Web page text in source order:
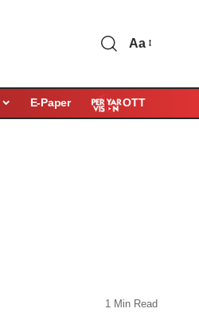
Aa
E-Paper OTT
1 Min Read